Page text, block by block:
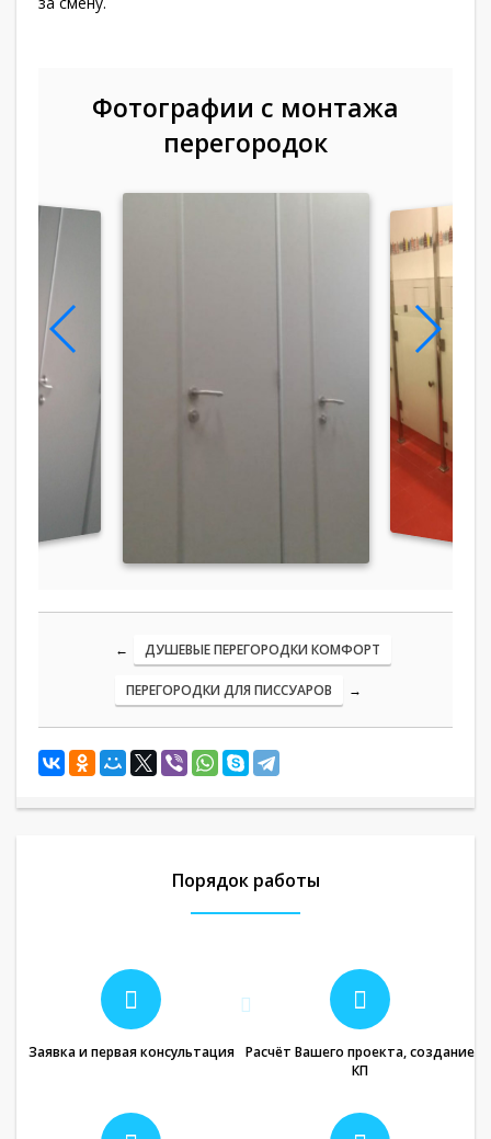
Фотографии с монтажа
перегородок
← ДУШЕВЫЕ ПЕРЕГОРОДКИ КОМФОРТ
ПЕРЕГОРОДКИ ДЛЯ ПИССУАРОВ →
Порядок работы
Заявка и первая консультация
Расчёт Вашего проекта, создание
КП